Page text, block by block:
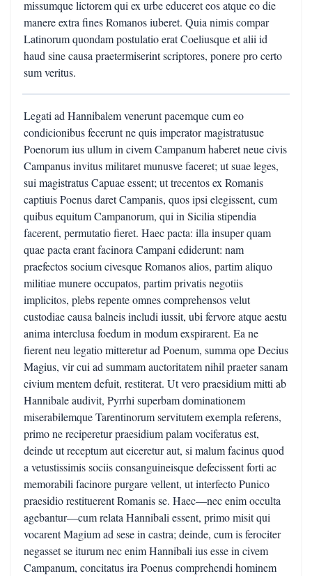
missumque lictorem qui ex urbe educeret eos atque eo die
manere extra fines Romanos iuberet. Quia nimis compar
Latinorum quondam postulatio erat Coeliusque et alii id
haud sine causa praetermiserint scriptores, ponere pro certo
sum veritus.
Legati ad Hannibalem venerunt pacemque cum eo
condicionibus fecerunt ne quis imperator magistratusue
Poenorum ius ullum in civem Campanum haberet neue civis
Campanus invitus militaret munusve faceret; ut suae leges,
sui magistratus Capuae essent; ut trecentos ex Romanis
captiuis Poenus daret Campanis, quos ipsi elegissent, cum
quibus equitum Campanorum, qui in Sicilia stipendia
facerent, permutatio fieret. Haec pacta: illa insuper quam
quae pacta erant facinora Campani ediderunt: nam
praefectos socium civesque Romanos alios, partim aliquo
militiae munere occupatos, partim privatis negotiis
implicitos, plebs repente omnes comprehensos velut
custodiae causa balneis includi iussit, ubi fervore atque aestu
anima interclusa foedum in modum exspirarent. Ea ne
fierent neu legatio mitteretur ad Poenum, summa ope Decius
Magius, vir cui ad summam auctoritatem nihil praeter sanam
civium mentem defuit, restiterat. Ut vero praesidium mitti ab
Hannibale audivit, Pyrrhi superbam dominationem
miserabilemque Tarentinorum servitutem exempla referens,
primo ne reciperetur praesidium palam vociferatus est,
deinde ut receptum aut eiceretur aut, si malum facinus quod
a vetustissimis sociis consanguineisque defecissent forti ac
memorabili facinore purgare vellent, ut interfecto Punico
praesidio restituerent Romanis se. Haec—nec enim occulta
agebantur—cum relata Hannibali essent, primo misit qui
vocarent Magium ad sese in castra; deinde, cum is ferociter
negasset se iturum nec enim Hannibali ius esse in civem
Campanum, concitatus ira Poenus comprehendi hominem